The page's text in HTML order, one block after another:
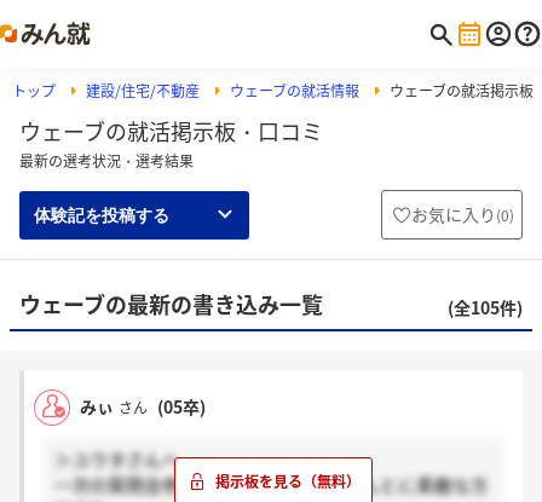
トップ 建設/住宅/不動産 ウェーブの就活情報 ウェーブの就活掲示板
ウェーブの就活掲示板・口コミ
最新の選考状況・選考結果
体験記を投稿する お気に入り (0)
ウェーブの最新の書き込み一覧 (全105件)
みぃ さん (05卒)
＞ユウタさんへ
一次の質問会参加しましたよ！会長ほんとに素敵な方